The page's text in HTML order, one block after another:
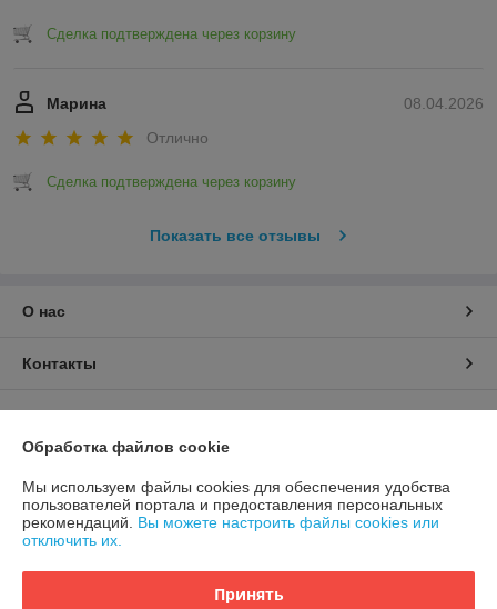
Сделка подтверждена через корзину
08.04.2026
Марина
Отлично
Сделка подтверждена через корзину
Показать все отзывы
О нас
Контакты
Доставка и оплата
Полная версия сайта
Политика обработки cookies
Обработка файлов cookie
Мы используем файлы cookies для обеспечения удобства
пользователей портала и предоставления персональных
рекомендаций. Вы можете настроить файлы cookies или
отключить их.
Принять